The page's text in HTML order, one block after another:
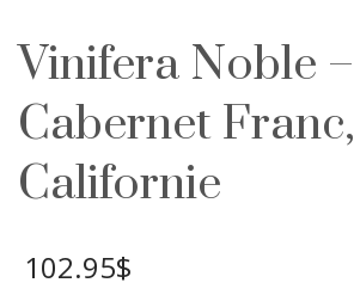
Vinifera Noble –
Cabernet Franc,
Californie
102.95$